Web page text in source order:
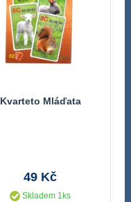
Kvarteto Mláďata
49 Kč
Skladem 1ks